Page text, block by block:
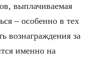
выплачиваемая
– особенно в тех
вознаграждения за
именно на